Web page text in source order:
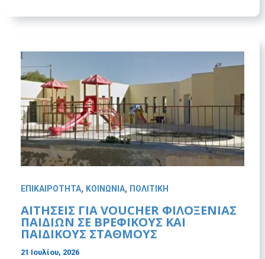
ΕΠΙΚΑΙΡΟΤΗΤΑ, ΚΟΙΝΩΝΙΑ, ΠΟΛΙΤΙΚΗ
ΑΙΤΉΣΕΙΣ ΓΙΑ VOUCHER ΦΙΛΟΞΕΝΊΑΣ
ΠΑΙΔΙΏΝ ΣΕ ΒΡΕΦΙΚΟΎΣ ΚΑΙ
ΠΑΙΔΙΚΟΎΣ ΣΤΑΘΜΟΎΣ
21 Ιουλίου, 2026